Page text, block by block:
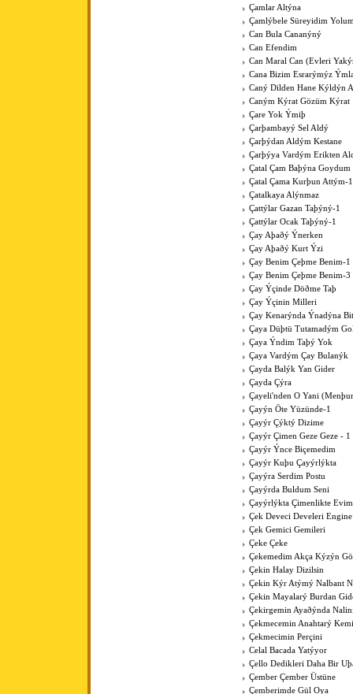
Çamlar Altýna
Çamlýbele Süreyidim
Can Bula Cananýný
Can Efendim
Can Maral Can (Evleri
Cana Bizim Esrarýmýz
Caný Dilden Hane Kýldýn
Caným Kýrat Gözüm Kýrat
Çare Yok Ýmiþ
Çarþambayý Sel Aldý
Çarþýdan Aldým Kestane
Çarþýya Vardým Erikten
Çatal Çam Baþýna Goydum
Çatal Çama Kurþun Attým-1
Çatalkaya Alýnmaz
Çattýlar Gazan Taþýný-1
Çattýlar Ocak Taþýný-1
Çay Aþaðý Ýnerken
Çay Aþaðý Kurt Ýzi
Çay Benim Çeþme Benim-1
Çay Benim Çeþme Benim-3
Çay Ýçinde Döðme Taþ
Çay Ýçinin Milleri
Çay Kenarýnda Ýnadýna
Çaya Düþtü Tutamadým
Çaya Ýndim Taþý Yok
Çaya Vardým Çay Bulanýk
Çayda Balýk Yan Gider
Çayda Çýra
Çayeli'nden O Yani
Çayýn Öte Yüzünde-1
Çayýr Çýktý Dizime
Çayýr Çimen Geze Geze - 1
Çayýr Ýnce Biçemedim
Çayýr Kuþu Çayýrlýkta
Çayýra Serdim Postu
Çayýrda Buldum Seni
Çayýrlýkta Çimenlikte
Çek Deveci Develeri Engine
Çek Gemici Gemileri
Çeke Çeke
Çekemedim Akça Kýzýn
Çekin Halay Dizilsin
Çekin Kýr Atýmý Nalbant
Çekin Mayalarý Burdan
Çekirgemin Ayaðýnda
Çekmecemin Anahtarý
Çekmecimin Perçini
Celal Bacada Yatýyor
Çello Dedikleri Daha Bir
Çember Çember Üstüne
Çemberimde Gül Oya